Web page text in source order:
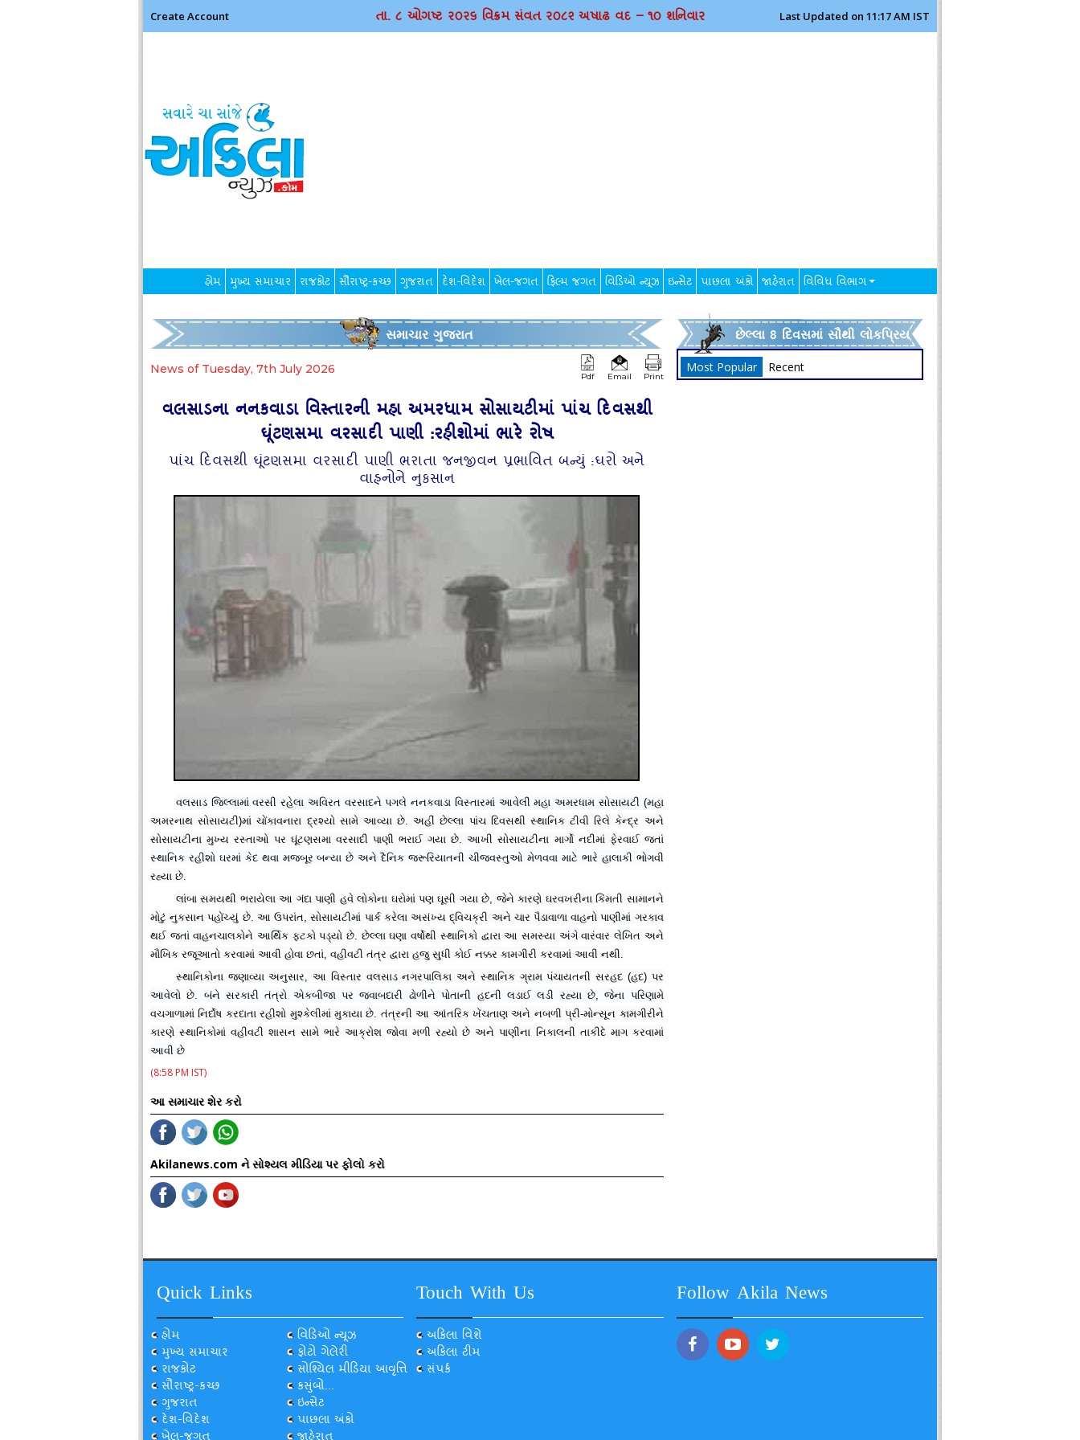
Create Account તા. ૮ ઓગષ્ટ ર૦ર૬ વિક્રમ સંવત ર૦૮૨ અષાઢ વદ – ૧૦ શનિવાર Last Updated on 11:17 AM IST
હોમ મુખ્ય સમાચાર રાજકોટ સૌરાષ્ટ્ર-કચ્છ ગુજરાત દેશ-વિદેશ ખેલ-જગત ફિલ્મ જગત વિડિઓ ન્યૂઝ ઇન્સેટ પાછલા અંકો જાહેરાત વિવિધ વિભાગ
સમાચાર ગુજરાત
News of Tuesday, 7th July 2026
Pdf Email Print
વલસાડના નનકવાડા વિસ્તારની મહા અમરધામ સોસાયટીમાં પાંચ દિવસથી
ઘૂંટણસમા વરસાદી પાણી :રહીશોમાં ભારે રોષ
પાંચ દિવસથી ઘૂંટણસમા વરસાદી પાણી ભરાતા જનજીવન પ્રભાવિત બન્યું :ઘરો અને
વાહનોને નુકસાન
વલસાડ જિલ્લામાં વરસી રહેલા અવિરત વરસાદને પગલે નનકવાડા વિસ્તારમાં આવેલી મહા અમરધામ સોસાયટી (મહા
અમરનાથ સોસાયટી)માં ચોંકાવનારા દ્રશ્યો સામે આવ્યા છે. અહીં છેલ્લા પાંચ દિવસથી સ્થાનિક ટીવી રિલે કેન્દ્ર અને
સોસાયટીના મુખ્ય રસ્તાઓ પર ઘૂંટણસમા વરસાદી પાણી ભરાઈ ગયા છે. આખી સોસાયટીના માર્ગો નદીમાં ફેરવાઈ જતાં
સ્થાનિક રહીશો ઘરમાં કેદ થવા મજબૂર બન્યા છે અને દૈનિક જરૂરિયાતની ચીજવસ્તુઓ મેળવવા માટે ભારે હાલાકી ભોગવી
રહ્યા છે.
લાંબા સમયથી ભરાયેલા આ ગંદા પાણી હવે લોકોના ઘરોમાં પણ ઘૂસી ગયા છે, જેને કારણે ઘરવખરીના કિંમતી સામાનને
મોટું નુકસાન પહોંચ્યું છે. આ ઉપરાંત, સોસાયટીમાં પાર્ક કરેલા અસંખ્ય દ્વિચક્રી અને ચાર પૈડાવાળા વાહનો પાણીમાં ગરકાવ
થઈ જતાં વાહનચાલકોને આર્થિક ફટકો પડ્યો છે. છેલ્લા ઘણા વર્ષોથી સ્થાનિકો દ્વારા આ સમસ્યા અંગે વારંવાર લેખિત અને
મૌખિક રજૂઆતો કરવામાં આવી હોવા છતાં, વહીવટી તંત્ર દ્વારા હજુ સુધી કોઈ નક્કર કામગીરી કરવામાં આવી નથી.
સ્થાનિકોના જણાવ્યા અનુસાર, આ વિસ્તાર વલસાડ નગરપાલિકા અને સ્થાનિક ગ્રામ પંચાયતની સરહદ (હદ) પર
આવેલો છે. બંને સરકારી તંત્રો એકબીજા પર જવાબદારી ઢોળીને પોતાની હદની લડાઈ લડી રહ્યા છે, જેના પરિણામે
વચગાળામાં નિર્દોષ કરદાતા રહીશો મુશ્કેલીમાં મુકાયા છે. તંત્રની આ આંતરિક ખેંચતાણ અને નબળી પ્રી-મોન્સૂન કામગીરીને
કારણે સ્થાનિકોમાં વહીવટી શાસન સામે ભારે આક્રોશ જોવા મળી રહ્યો છે અને પાણીના નિકાલની તાકીદે માગ કરવામાં
આવી છે
(8:58 PM IST)
આ સમાચાર શેર કરો
Akilanews.com ને સોશ્યલ મીડિયા પર ફોલો કરો
છેલ્લા 8 દિવસમાં સૌથી લોકપ્રિય
Most Popular Recent
Quick Links
હોમ
મુખ્ય સમાચાર
રાજકોટ
સૌરાષ્ટ્ર-કચ્છ
ગુજરાત
દેશ-વિદેશ
વિડિઓ ન્યૂઝ
ફોટો ગેલેરી
સોશ્યિલ મીડિયા આવૃત્તિ
કસુંબો...
ઇન્સેટ
પાછલા અંકો
Touch With Us
અકિલા વિશે
અકિલા ટીમ
સંપર્ક
Follow Akila News